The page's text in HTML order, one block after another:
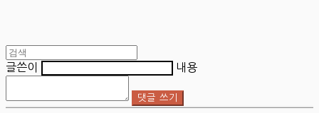
글쓴이 내용
댓글 쓰기